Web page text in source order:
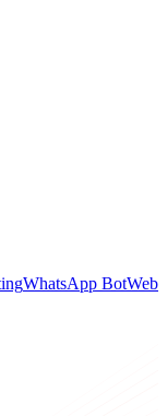
WhatsApp BotWeb